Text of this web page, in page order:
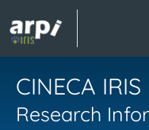
CINECA IRIS
Research